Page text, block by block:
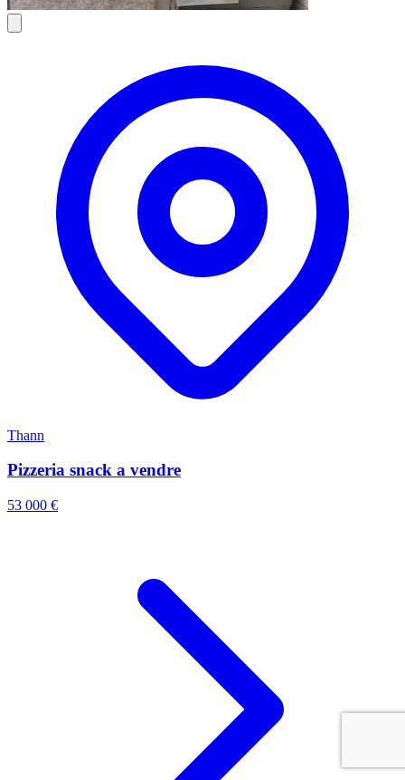
Thann
Pizzeria snack a vendre
53 000 €